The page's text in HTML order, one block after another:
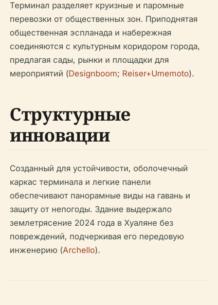
Терминал разделяет круизные и паромные
перевозки от общественных зон. Приподнятая
общественная эспланада и набережная
соединяются с культурным коридором города,
предлагая сады, рынки и площадки для
мероприятий (Designboom; Reiser+Umemoto).
Структурные
инновации
Созданный для устойчивости, оболочечный
каркас терминала и легкие панели
обеспечивают панорамные виды на гавань и
защиту от непогоды. Здание выдержало
землетрясение 2024 года в Хуаляне без
повреждений, подчеркивая его передовую
инженерию (Archello).